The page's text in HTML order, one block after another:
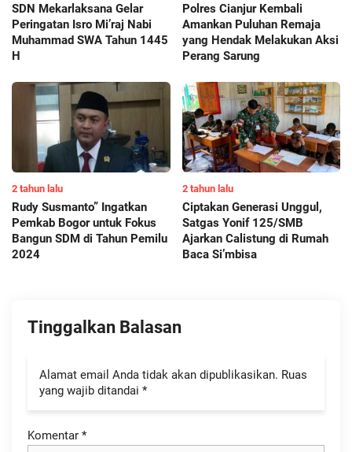
SDN Mekarlaksana Gelar
Peringatan Isro Mi’raj Nabi
Muhammad SWA Tahun 1445
H
Polres Cianjur Kembali
Amankan Puluhan Remaja
yang Hendak Melakukan Aksi
Perang Sarung
2 tahun lalu
Rudy Susmanto” Ingatkan
Pemkab Bogor untuk Fokus
Bangun SDM di Tahun Pemilu
2024
2 tahun lalu
Ciptakan Generasi Unggul,
Satgas Yonif 125/SMB
Ajarkan Calistung di Rumah
Baca Si’mbisa
Tinggalkan Balasan
Alamat email Anda tidak akan dipublikasikan. Ruas
yang wajib ditandai *
Komentar *